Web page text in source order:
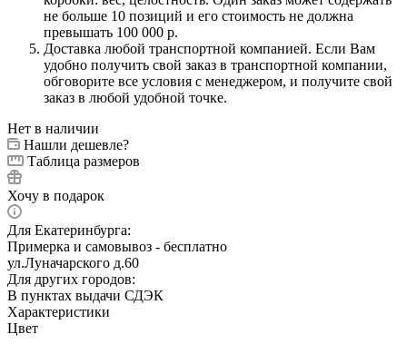
не больше 10 позиций и его стоимость не должна
превышать 100 000 р.
Доставка любой транспортной компанией. Если Вам
удобно получить свой заказ в транспортной компании,
обговорите все условия с менеджером, и получите свой
заказ в любой удобной точке.
Нет в наличии
Нашли дешевле?
Таблица размеров
Хочу в подарок
Для Екатеринбурга:
Примерка и самовывоз - бесплатно
ул.Луначарского д.60
Для других городов:
В пунктах выдачи СДЭК
Характеристики
Цвет